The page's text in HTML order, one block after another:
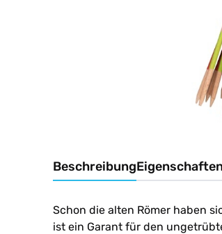
Beschreibung
Schon die alten Römer haben
ist ein Garant für den